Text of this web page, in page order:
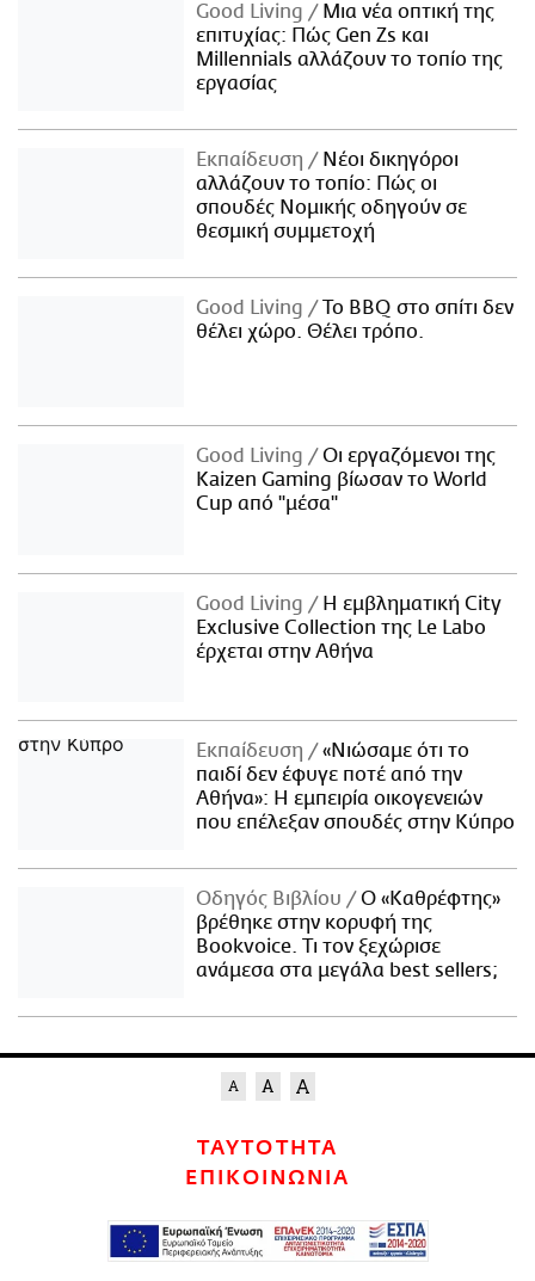
Good Living
Μια νέα οπτική της
επιτυχίας: Πώς Gen Zs και
Millennials αλλάζουν το τοπίο της
εργασίας
Εκπαίδευση
Νέοι δικηγόροι
αλλάζουν το τοπίο: Πώς οι
σπουδές Νομικής οδηγούν σε
θεσμική συμμετοχή
Good Living
Το BBQ στο σπίτι δεν
θέλει χώρο. Θέλει τρόπο.
Good Living
Οι εργαζόμενοι της
Kaizen Gaming βίωσαν το World
Cup από "μέσα"
Good Living
Η εμβληματική City
Exclusive Collection της Le Labo
έρχεται στην Αθήνα
Εκπαίδευση
«Νιώσαμε ότι το
παιδί δεν έφυγε ποτέ από την
Αθήνα»: Η εμπειρία οικογενειών
που επέλεξαν σπουδές στην Κύπρο
Οδηγός Βιβλίου
Ο «Καθρέφτης»
βρέθηκε στην κορυφή της
Bookvoice. Τι τον ξεχώρισε
ανάμεσα στα μεγάλα best sellers;
ΤΑΥΤΟΤΗΤΑ
ΕΠΙΚΟΙΝΩΝΙΑ